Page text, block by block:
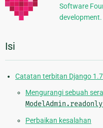
Software
Isi
Catatan terbitan Django
Mengurangi sebuah
Perbaikan kesalahan